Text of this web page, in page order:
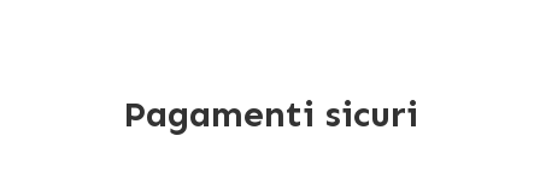
Pagamenti sicuri